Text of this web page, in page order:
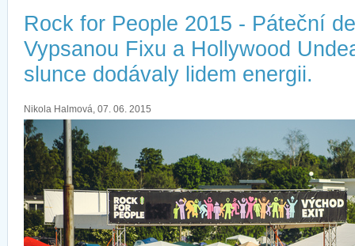
Rock for People 2015 - Páteční
Vypsanou Fixu a Hollywood
slunce dodávaly lidem energii.
Nikola Halmová, 07. 06. 2015